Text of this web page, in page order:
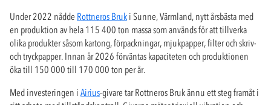
Under 2022 nådde Rottneros Bruk i Sunne, Värmland, nytt årsbästa med
en produktion av hela 115 400 ton massa som används för att tillverka
olika produkter såsom kartong, förpackningar, mjukpapper, filter och skriv-
och tryckpapper. Innan år 2026 förväntas kapaciteten och produktionen
öka till 150 000 till 170 000 ton per år.
Med investeringen i Airius-givare tar Rottneros Bruk ännu ett steg framåt i